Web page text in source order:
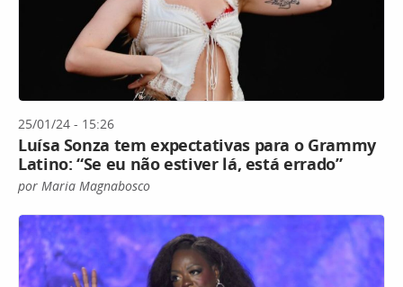
25/01/24 - 15:26
Luísa Sonza tem expectativas para o Grammy
Latino: “Se eu não estiver lá, está errado”
por Maria Magnabosco